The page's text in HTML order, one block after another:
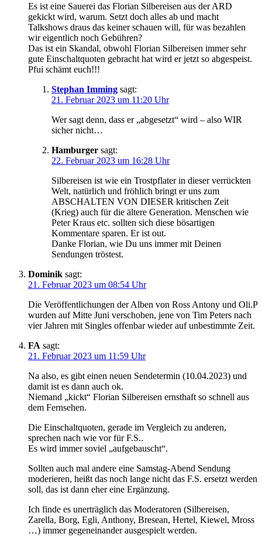
Es ist eine Sauerei das Florian Silbereisen aus der ARD
gekickt wird, warum. Setzt doch alles ab und macht
Talkshows draus das keiner schauen will, für was bezahlen
wir eigentlich noch Gebühren?
Das ist ein Skandal, obwohl Florian Silbereisen immer sehr
gute Einschaltquoten gebracht hat wird er jetzt so abgespeist.
Pfui schämt euch!!!
Stephan Imming sagt:
21. Februar 2023 um 11:20 Uhr
Wer sagt denn, dass er „abgesetzt“ wird – also WIR
sicher nicht…
Hamburger sagt:
22. Februar 2023 um 16:28 Uhr
Silbereisen ist wie ein Trostpflater in dieser verrückten
Welt, natürlich und fröhlich bringt er uns zum
ABSCHALTEN VON DIESER kritischen Zeit
(Krieg) auch für die ältere Generation. Menschen wie
Peter Kraus etc. sollten sich diese bösartigen
Kommentare sparen. Er ist out.
Danke Florian, wie Du uns immer mit Deinen
Sendungen tröstest.
Dominik sagt:
21. Februar 2023 um 08:54 Uhr
Die Veröffentlichungen der Alben von Ross Antony und Oli.P
wurden auf Mitte Juni verschoben, jene von Tim Peters nach
vier Jahren mit Singles offenbar wieder auf unbestimmte Zeit.
FA sagt:
21. Februar 2023 um 11:59 Uhr
Na also, es gibt einen neuen Sendetermin (10.04.2023) und
damit ist es dann auch ok.
Niemand „kickt“ Florian Silbereisen ernsthaft so schnell aus
dem Fernsehen.
Die Einschaltquoten, gerade im Vergleich zu anderen,
sprechen nach wie vor für F.S..
Es wird immer soviel „aufgebauscht“.
Sollten auch mal andere eine Samstag-Abend Sendung
moderieren, heißt das noch lange nicht das F.S. ersetzt werden
soll, das ist dann eher eine Ergänzung.
Ich finde es unerträglich das Moderatoren (Silbereisen,
Zarella, Borg, Egli, Anthony, Bresean, Hertel, Kiewel, Mross
…) immer gegeneinander ausgespielt werden.